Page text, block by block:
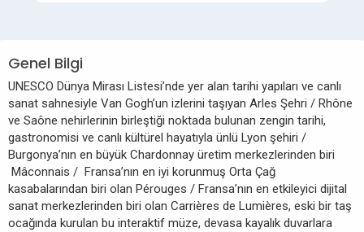
Genel Bilgi
UNESCO Dünya Mirası Listesi’nde yer alan tarihi yapıları ve canlı
sanat sahnesiyle Van Gogh’un izlerini taşıyan Arles Şehri / Rhône
ve Saône nehirlerinin birleştiği noktada bulunan zengin tarihi,
gastronomisi ve canlı kültürel hayatıyla ünlü Lyon şehiri /
Burgonya’nın en büyük Chardonnay üretim merkezlerinden biri
Mâconnais / Fransa’nın en iyi korunmuş Orta Çağ
kasabalarından biri olan Pérouges / Fransa’nın en etkileyici dijital
sanat merkezlerinden biri olan Carrières de Lumières, eski bir taş
ocağında kurulan bu interaktif müze, devasa kayalık duvarlara